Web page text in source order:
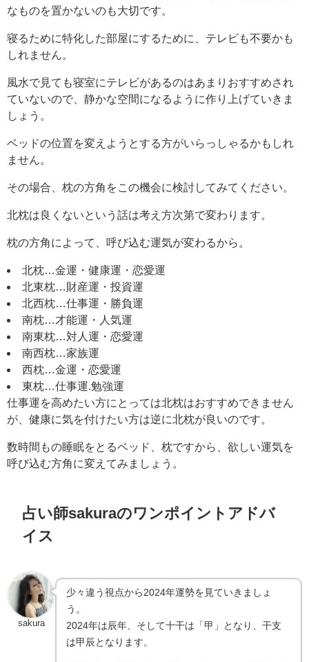
なものを置かないのも大切です。
寝るために特化した部屋にするために、テレビも不要かも
しれません。
風水で見ても寝室にテレビがあるのはあまりおすすめされ
ていないので、静かな空間になるように作り上げていきま
しょう。
ベッドの位置を変えようとする方がいらっしゃるかもしれ
ません。
その場合、枕の方角をこの機会に検討してみてください。
北枕は良くないという話は考え方次第で変わります。
枕の方角によって、呼び込む運気が変わるから。
北枕…金運・健康運・恋愛運
北東枕…財産運・投資運
北西枕…仕事運・勝負運
南枕…才能運・人気運
南東枕…対人運・恋愛運
南西枕…家族運
西枕…金運・恋愛運
東枕…仕事運.勉強運
仕事運を高めたい方にとっては北枕はおすすめできません
が、健康に気を付けたい方は逆に北枕が良いのです。
数時間もの睡眠をとるベッド、枕ですから、欲しい運気を
呼び込む方角に変えてみましょう。
占い師sakuraのワンポイントアドバ
イス
sakura
少々違う視点から2024年運勢を見ていきましょ
う。
2024年は辰年、そして十干は「甲」となり、干支
は甲辰となります。